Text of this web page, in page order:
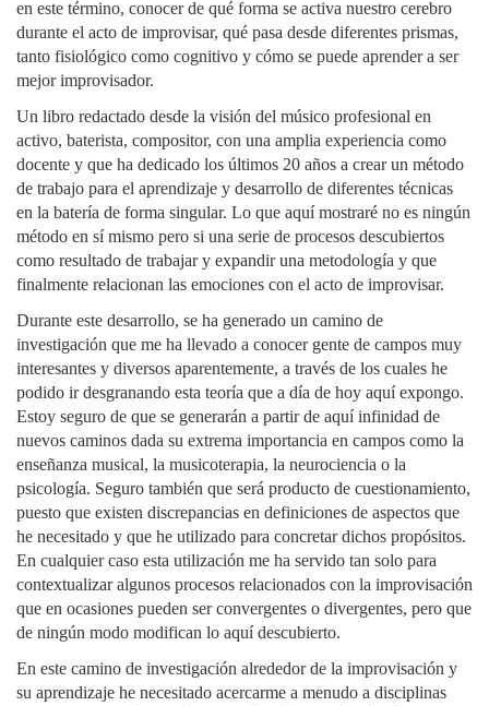
en este término, conocer de qué forma se activa nuestro cerebro
durante el acto de improvisar, qué pasa desde diferentes prismas,
tanto fisiológico como cognitivo y cómo se puede aprender a ser
mejor improvisador.
Un libro redactado desde la visión del músico profesional en
activo, baterista, compositor, con una amplia experiencia como
docente y que ha dedicado los últimos 20 años a crear un método
de trabajo para el aprendizaje y desarrollo de diferentes técnicas
en la batería de forma singular. Lo que aquí mostraré no es ningún
método en sí mismo pero si una serie de procesos descubiertos
como resultado de trabajar y expandir una metodología y que
finalmente relacionan las emociones con el acto de improvisar.
Durante este desarrollo, se ha generado un camino de
investigación que me ha llevado a conocer gente de campos muy
interesantes y diversos aparentemente, a través de los cuales he
podido ir desgranando esta teoría que a día de hoy aquí expongo.
Estoy seguro de que se generarán a partir de aquí infinidad de
nuevos caminos dada su extrema importancia en campos como la
enseñanza musical, la musicoterapia, la neurociencia o la
psicología. Seguro también que será producto de cuestionamiento,
puesto que existen discrepancias en definiciones de aspectos que
he necesitado y que he utilizado para concretar dichos propósitos.
En cualquier caso esta utilización me ha servido tan solo para
contextualizar algunos procesos relacionados con la improvisación
que en ocasiones pueden ser convergentes o divergentes, pero que
de ningún modo modifican lo aquí descubierto.
En este camino de investigación alrededor de la improvisación y
su aprendizaje he necesitado acercarme a menudo a disciplinas